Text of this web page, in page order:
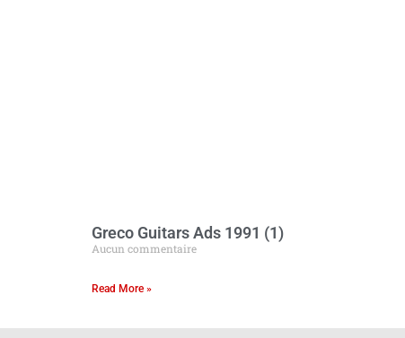
Greco Guitars Ads 1991 (1)
Aucun commentaire
Read More »